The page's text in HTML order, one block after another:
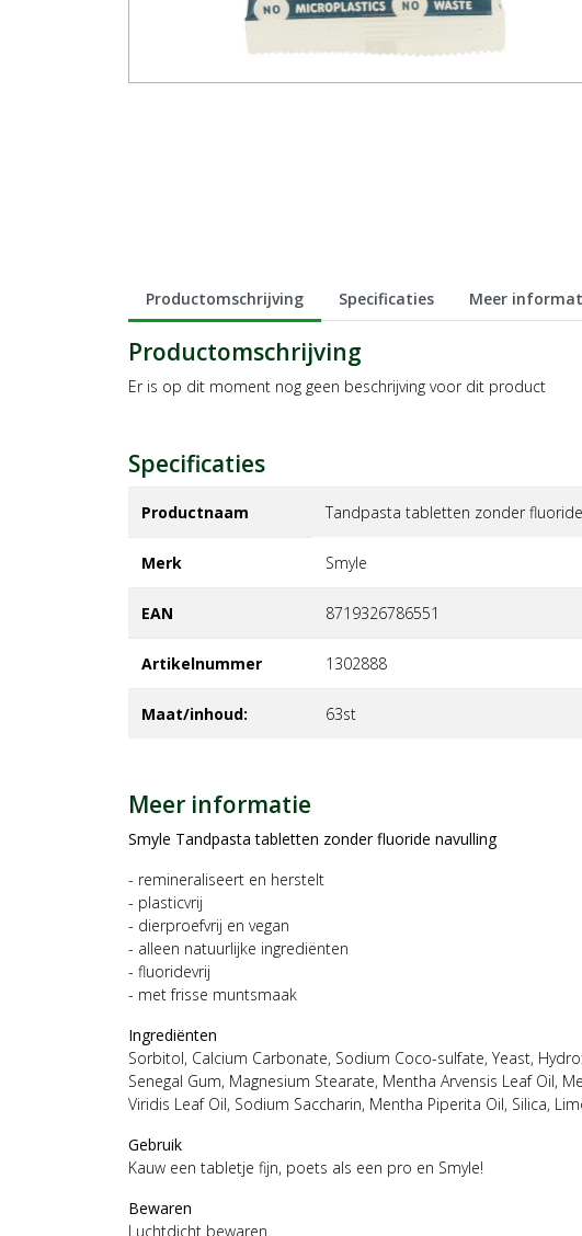
Productomschrijving Specificaties Meer
Productomschrijving
Er is op dit moment nog geen beschrijving voor dit product
Specificaties
Productnaam Tandpasta tabletten zonder
Merk smyle
EAN 8719326786551
Artikelnummer 1302888
Maat/inhoud: 63st
Meer informatie
Smyle Tandpasta tabletten zonder fluoride navulling
- remineraliseert en herstelt
- plasticvrij
- dierproefvrij en vegan
- alleen natuurlijke ingrediënten
- fluoridevrij
- met frisse muntsmaak
Ingrediënten
Sorbitol, Calcium Carbonate, Sodium Coco-sulfate, Yeast,
Senegal Gum, Magnesium Stearate, Mentha Arvensis Leaf Oil,
Viridis Leaf Oil, Sodium Saccharin, Mentha Piperita Oil, Silica,
Gebruik
Kauw een tabletje fijn, poets als een pro en Smyle!
Bewaren
Luchtdicht bewaren.